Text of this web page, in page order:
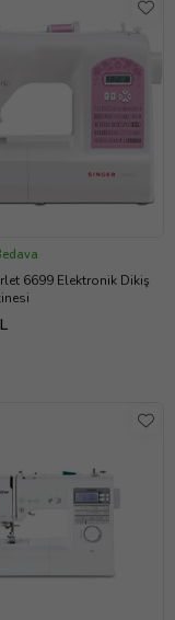
6699 Elektronik Dikiş